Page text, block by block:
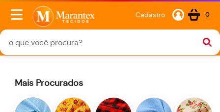
Cadastro 0
Mais Procurados